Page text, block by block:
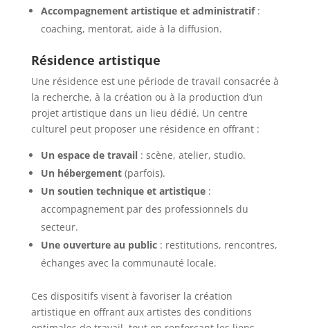
Accompagnement artistique et administratif:
coaching, mentorat, aide à la diffusion.
Résidence artistique
Une résidence est une période de travail consacrée à
la recherche, à la création ou à la production d’un
projet artistique dans un lieu dédié. Un centre
culturel peut proposer une résidence en offrant :
Un espace de travail: scène, atelier, studio.
Un hébergement(parfois).
Un soutien technique et artistique:
accompagnement par des professionnels du
secteur.
Une ouverture au public: restitutions, rencontres,
échanges avec la communauté locale.
Ces dispositifs visent à favoriser la création
artistique en offrant aux artistes des conditions